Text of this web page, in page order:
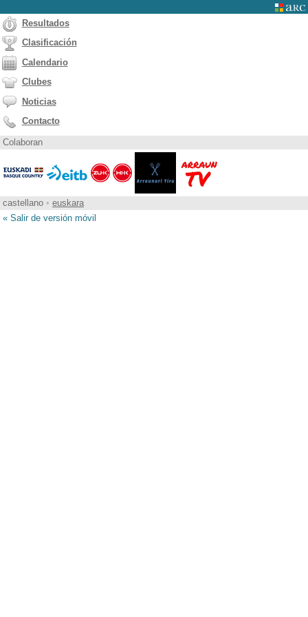
Resultados
Clasificación
Calendario
Clubes
Noticias
Contacto
Colaboran
castellano • euskara
« Salir de versión móvil